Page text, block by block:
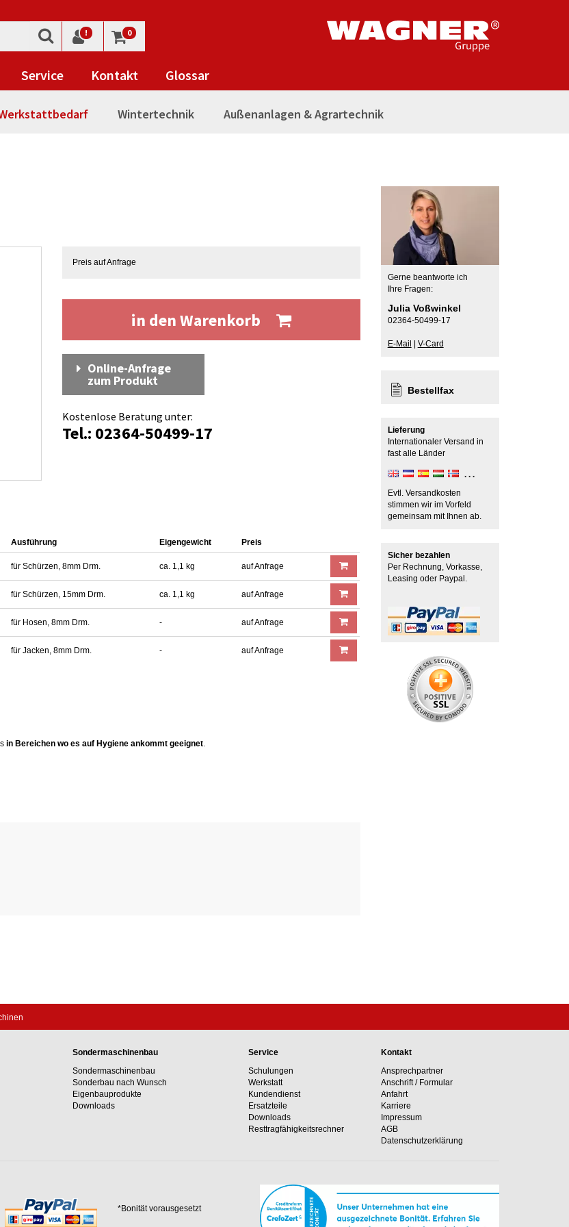
! 0
Service Kontakt Glossar
Wintertechnik Außenanlagen & Agrartechnik
Preis auf Anfrage
in den Warenkorb
Online-Anfrage
zum Produkt
Kostenlose Beratung unter:
Tel.: 02364-50499-17
Ausführung Eigengewicht Preis
für Schürzen, 8mm Drm. ca. 1,1 kg auf Anfrage
für Schürzen, 15mm Drm. ca. 1,1 kg auf Anfrage
für Hosen, 8mm Drm. - auf Anfrage
für Jacken, 8mm Drm. - auf Anfrage
in Bereichen wo es auf Hygiene ankommt geeignet.
Gerne beantworte ich
Ihre Fragen:
Julia Voßwinkel
02364-50499-17
E-Mail V-Card
Bestellfax
Lieferung
Internationaler Versand in
fast alle Länder
Evtl. Versandkosten
stimmen wir im Vorfeld
gemeinsam mit Ihnen ab.
Sicher bezahlen
Per Rechnung, Vorkasse,
Leasing oder Paypal.
Sondermaschinenbau
Sondermaschinenbau
Sonderbau nach Wunsch
Eigenbauprodukte
Downloads
Service
Schulungen
Werkstatt
Kundendienst
Ersatzteile
Downloads
Resttragfähig­keits­rechner
Kontakt
Ansprechpartner
Anschrift / Formular
Anfahrt
Karriere
Impressum
AGB
Datenschutzerklärung
*Bonität vorausgesetzt